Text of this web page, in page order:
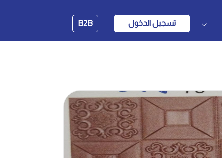
تسجيل الدخول B2B